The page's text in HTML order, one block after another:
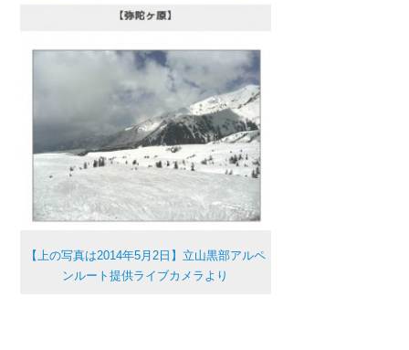
【上の写真は2014年5月2日】立山黒部アルペ
ンルート提供ライブカメラより